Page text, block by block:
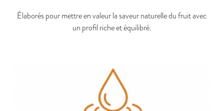
Élaborés pour mettre en valeur la saveur naturelle du fruit avec
un profil riche et équilibré.